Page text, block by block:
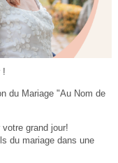
!
du Mariage "Au Nom de
grand jour!
du mariage dans une